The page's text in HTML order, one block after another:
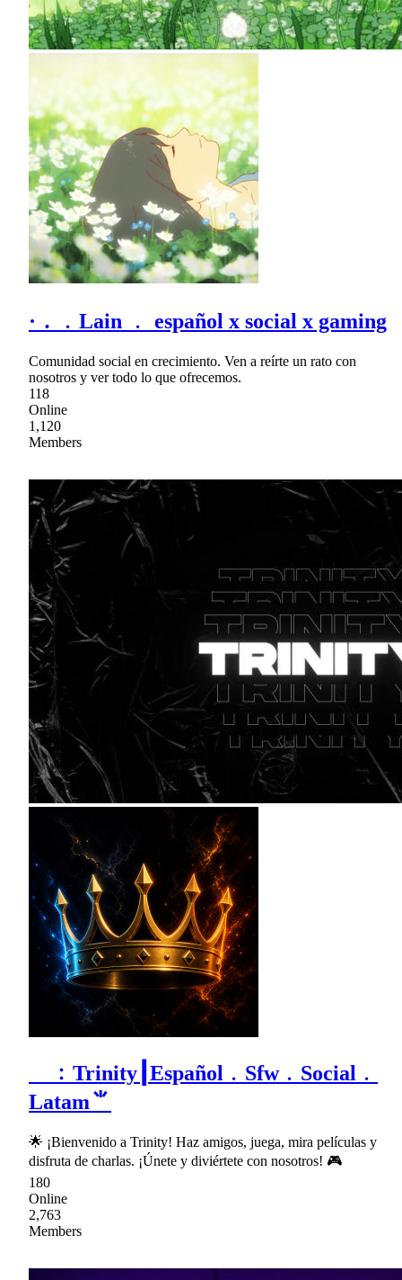
· ․ ﹒Lain ﹒ español x social x gaming
Comunidad social en crecimiento. Ven a reírte un rato con
nosotros y ver todo lo que ofrecemos.
118
Online
1,120
Members
ゞ﹕Trinity┃Español﹒Sfw﹒Social﹒
Latam⺌
🌟 ¡Bienvenido a Trinity! Haz amigos, juega, mira películas y
disfruta de charlas. ¡Únete y diviértete con nosotros! 🎮
180
Online
2,763
Members